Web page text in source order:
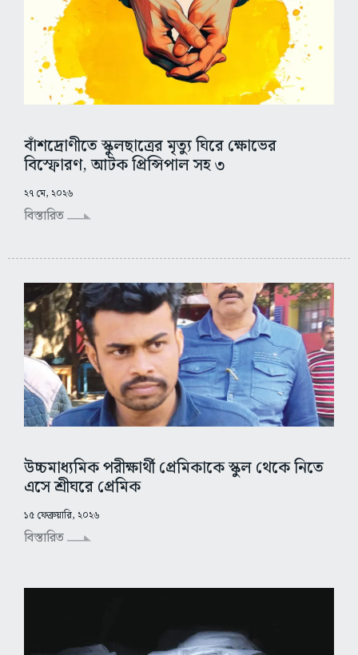
বাঁশদ্রোণীতে স্কুলছাত্রের মৃত্যু ঘিরে ক্ষোভের
বিস্ফোরণ, আটক প্রিন্সিপাল সহ ৩
২৭ মে, ২০২৬
বিস্তারিত
উচ্চমাধ্যমিক পরীক্ষার্থী প্রেমিকাকে স্কুল থেকে নিতে
এসে শ্রীঘরে প্রেমিক
১৫ ফেব্রুয়ারি, ২০২৬
বিস্তারিত